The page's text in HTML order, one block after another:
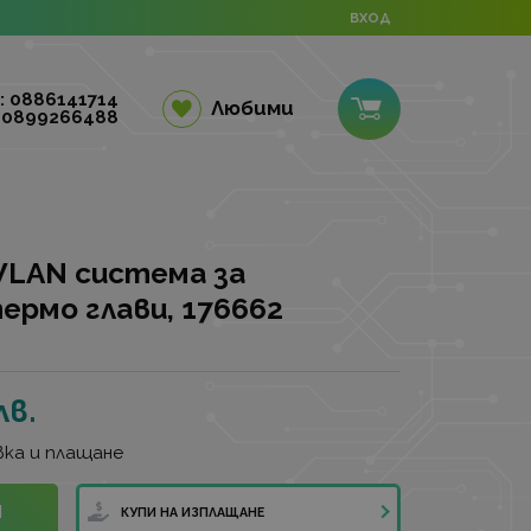
ВХОД
0886141714
Любими
система за
глави, 176662
и плащане
КУПИ НА ИЗПЛАЩАНЕ